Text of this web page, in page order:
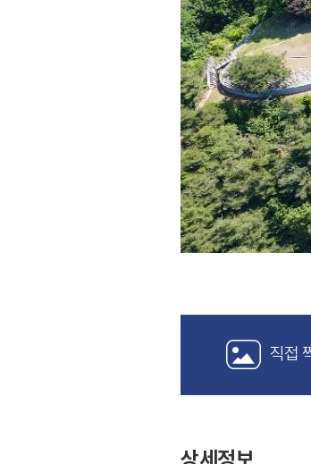
직접